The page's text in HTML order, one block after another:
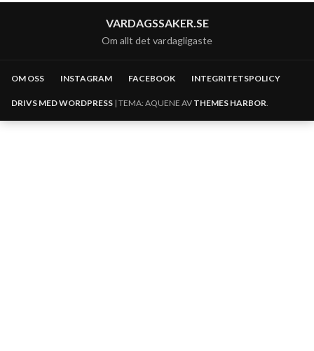
VARDAGSSAKER.SE
Om allt det vardagligaste
OM OSS INSTAGRAM FACEBOOK INTEGRITETSPOLICY
DRIVS MED WORDPRESS | TEMA: AQUENE AV THEMES HARBOR